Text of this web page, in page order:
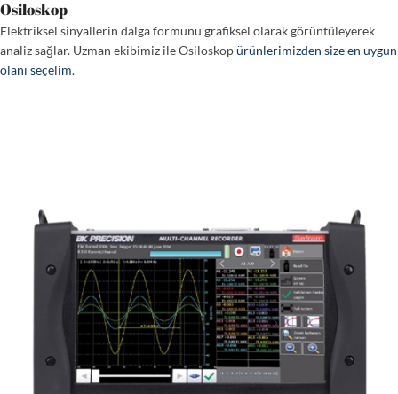
Osiloskop
Elektriksel sinyallerin dalga formunu grafiksel olarak görüntüleyerek
analiz sağlar. Uzman ekibimiz ile Osiloskopürünlerimizden size en uygun
olanı seçelim.